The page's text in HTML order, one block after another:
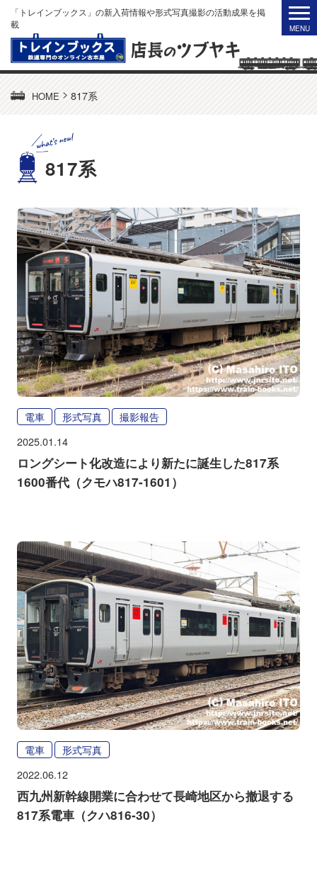
「トレインブックス」の新入荷情報や形式写真撮影の活動成果を掲
載
HOME > 817系
817系
電車 形式写真 撮影報告
2025.01.14
ロングシート化改造により新たに誕生した817系
1600番代（クモハ817-1601）
電車 形式写真
2022.06.12
西九州新幹線開業に合わせて長崎地区から撤退する
817系電車（クハ816-30）